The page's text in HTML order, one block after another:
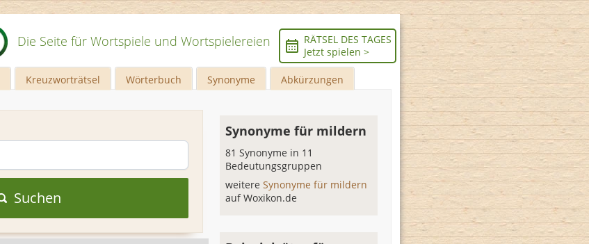
Die Seite für Wortspiele und Wortspielereien
RÄTSEL DES TAGES
Jetzt spielen >
Kreuzworträtsel Wörterbuch Synonyme Abkürzungen
Suchen
Synonyme für mildern
81 Synonyme in 11
Bedeutungsgruppen
weitereSynonyme für mildern
auf Woxikon.de